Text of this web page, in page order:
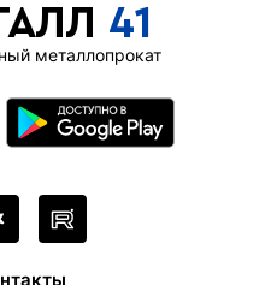
41
металлопрокат